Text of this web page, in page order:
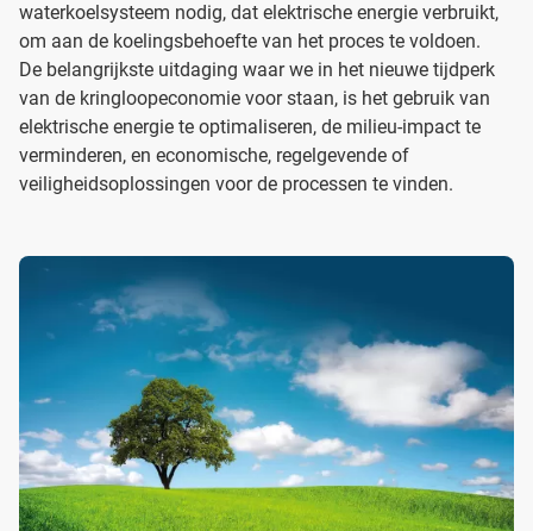
waterkoelsysteem nodig, dat elektrische energie verbruikt,
om aan de koelingsbehoefte van het proces te voldoen.
De belangrijkste uitdaging waar we in het nieuwe tijdperk
van de kringloopeconomie voor staan, is het gebruik van
elektrische energie te optimaliseren, de milieu-impact te
verminderen, en economische, regelgevende of
veiligheidsoplossingen voor de processen te vinden.